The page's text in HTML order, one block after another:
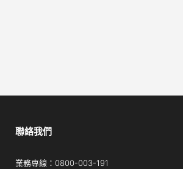
聯絡我們
業務專線：0800-003-191